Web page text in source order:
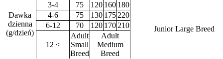
Dawka
dzienna
(g/dzień)
3-4
75 120 160 180
Junior Large Breed
4-6 75 130 175220
6-12
70 120 170210
12 <
Adult
Small
Breed
Adult
Medium
Breed